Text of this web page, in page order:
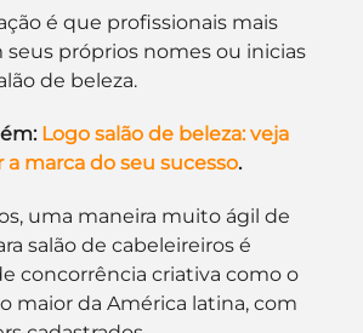
é que profissionais mais
seus próprios nomes ou inicias
de beleza.
Logo salão de beleza: veja
a marca do seu sucesso.
uma maneira muito ágil de
salão de cabeleireiros é
concorrência criativa como o
maior da América latina, com